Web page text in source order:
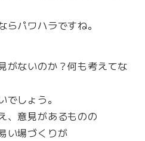
パワハラですね。
がないのか？何も考えてな
しょう。
、意見があるものの
い場づくりが